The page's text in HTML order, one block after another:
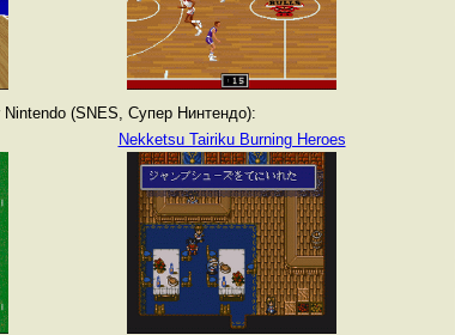
(SNES, Супер Нинтендо):
Nekketsu Tairiku Burning Heroes